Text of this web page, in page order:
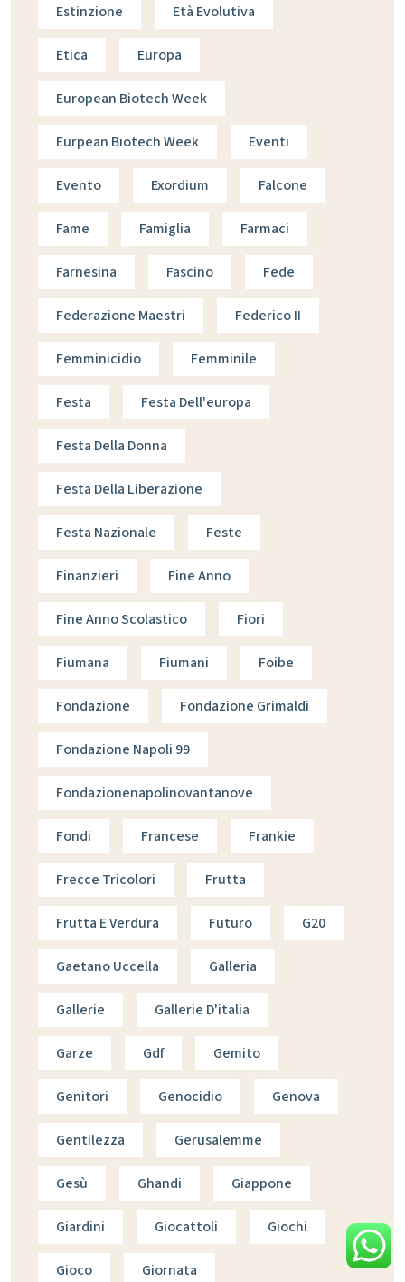
Estinzione Età Evolutiva
Etica Europa
European Biotech Week
Eurpean Biotech Week Eventi
Evento Exordium Falcone
Fame Famiglia Farmaci
Farnesina Fascino Fede
Federazione Maestri Federico II
Femminicidio Femminile
Festa Festa Dell'europa
Festa Della Donna
Festa Della Liberazione
Festa Nazionale Feste
Finanzieri Fine Anno
Fine Anno Scolastico Fiori
Fiumana Fiumani Foibe
Fondazione Fondazione Grimaldi
Fondazione Napoli 99
Fondazionenapolinovantanove
Fondi Francese Frankie
Frecce Tricolori Frutta
Frutta E Verdura Futuro G20
Gaetano Uccella Galleria
Gallerie Gallerie D'italia
Garze Gdf Gemito
Genitori Genocidio Genova
Gentilezza Gerusalemme
Gesù Ghandi Giappone
Giardini Giocattoli Giochi
Gioco Giornata